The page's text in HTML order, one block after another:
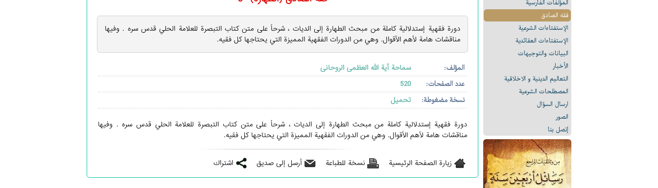
المؤلفات الفارسیة
فقه الصادق
الإستفتاءات الشرعیة
الإستفتاءات العقائدیة
البیانات والتوجيهات
الأخبار
التعالیم الدینیة و الاخلاقیة
المصطلحات الشرعیة
ارسال السؤال
الصور
إتصل بنا
دورة فقهية إستدلالية كاملة من مبحث الطهارة إلى الديات ، شرحاً على متن كتاب التبصرة للعلامة الحلي قدس سره . وفيها
مناقشات هامة لأهم الأقوال. وهي من الدورات الفقهية المميزة التي يحتاجها كل فقيه.
المؤلف:
سماحة آیة الله العظمی الروحانی
عدد الصفحات:
520
نسخة مضغوطة:
تحميل
دورة فقهية إستدلالية كاملة من مبحث الطهارة إلى الديات ، شرحاً على متن كتاب التبصرة للعلامة الحلي قدس سره . وفيها
مناقشات هامة لأهم الأقوال. وهي من الدورات الفقهية المميزة التي يحتاجها كل فقيه.
زيارة الصفحة الرئيسية نسخة للطباعة أرسل إلى صديق اشتراك